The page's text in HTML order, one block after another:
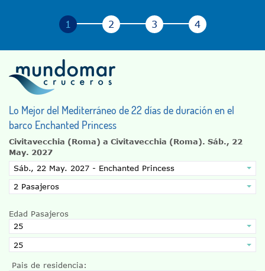
Lo Mejor del Mediterráneo de 22 días de duración en el
barco Enchanted Princess
Civitavecchia (Roma) a Civitavecchia (Roma). Sáb., 22
May. 2027
Edad Pasajeros
Pais de residencia: